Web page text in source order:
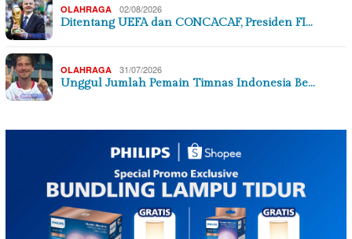
OLAHRAGA 02/08/2026
Ditentang UEFA dan CONCACAF, Presiden FI…
OLAHRAGA 31/07/2026
Unggul Jumlah Pemain Timnas Indonesia Be…